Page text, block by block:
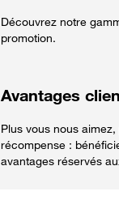
Découvrez notre
promotion.
Avantages
Plus vous nous
récompense :
avantages réservés